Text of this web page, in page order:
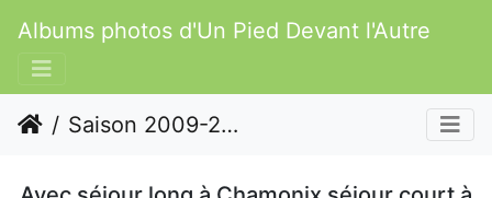
Albums photos d'Un Pied Devant l'Autre
Saison 2009-2010